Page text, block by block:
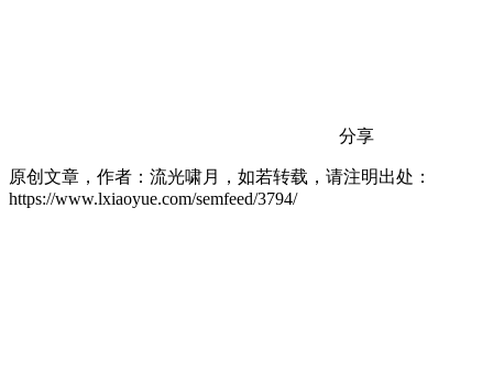
分享
原创文章，作者：流光啸月，如若转载，请注明出处：
https://www.lxiaoyue.com/semfeed/3794/